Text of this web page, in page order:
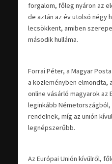
forgalom, főleg nyáron az
de aztán az év utolsó négy
lecsökkent, amiben
második hulláma.
Forrai Péter, a Magyar
a közleményben elmondta,
online vásárló magyarok az
leginkább
rendelnek, míg az unión
legnépszerűbb.
Az Európai Unión kívülről,